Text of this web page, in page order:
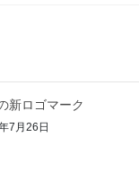
新ロゴマーク
7月26日